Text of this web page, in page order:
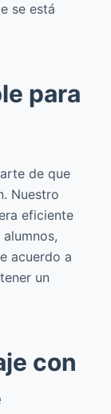
se está
para
de que
Nuestro
eficiente
acuerdo a
un
con